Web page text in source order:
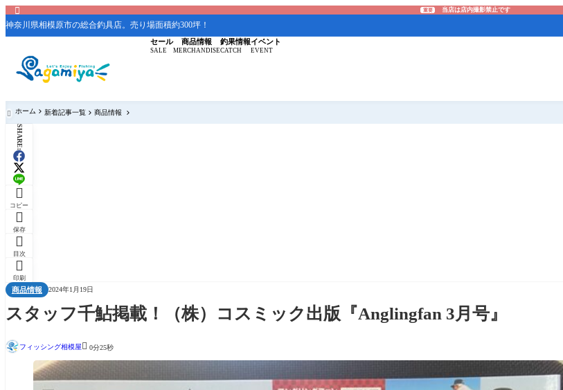
 重要 当店は店内撮影禁止です
神奈川県相模原市の総合釣具店。売り場面積約300坪！
セール
SALE
商品情報
MERCHANDISE
釣果情報
CATCH
イベント
EVENT
 ホーム 新着記事一覧 商品情報
SHARE:

コピー

保存

目次

印刷
商品情報 2024年1月19日
スタッフ千鮎掲載！（株）コスミック出版『Anglingfan 3月号』
フィッシング相模屋  0分25秒